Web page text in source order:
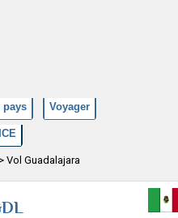
pays Voyager
Vol Guadalajara